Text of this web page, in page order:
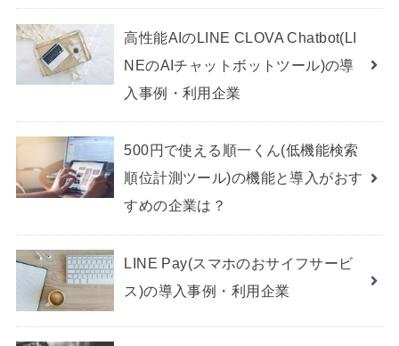
高性能AIのLINE CLOVA Chatbot(LI
NEのAIチャットボットツール)の導
入事例・利用企業
500円で使える順一くん(低機能検索
順位計測ツール)の機能と導入がおす
すめの企業は？
LINE Pay(スマホのおサイフサービ
ス)の導入事例・利用企業